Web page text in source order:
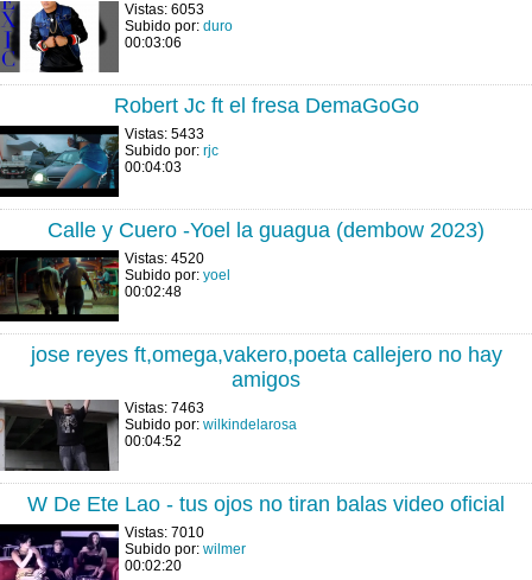
Vistas: 6053
Subido por: duro
00:03:06
Robert Jc ft el fresa DemaGoGo
Vistas: 5433
Subido por: rjc
00:04:03
Calle y Cuero -Yoel la guagua (dembow 2023)
Vistas: 4520
Subido por: yoel
00:02:48
jose reyes ft,omega,vakero,poeta callejero no hay
amigos
Vistas: 7463
Subido por: wilkindelarosa
00:04:52
W De Ete Lao - tus ojos no tiran balas video oficial
Vistas: 7010
Subido por: wilmer
00:02:20